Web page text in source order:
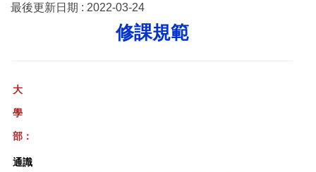
最後更新日期 : 2022-03-24
修課規範
大
學
部：
通識